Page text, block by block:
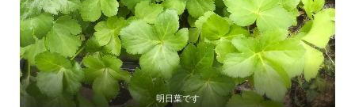
明日葉です